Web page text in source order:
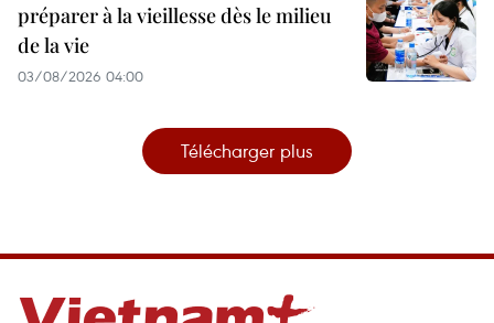
préparer à la vieillesse dès le milieu
de la vie
03/08/2026 04:00
Télécharger plus